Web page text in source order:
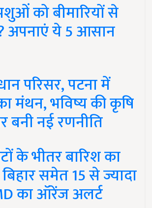
को बीमारियों से
अपनाएं ये 5 आसान
परिसर, पटना में
मंथन, भविष्य की कृषि
बनी नई रणनीति
के भीतर बारिश का
समेत 15 से ज्यादा
का ऑरेंज अलर्ट